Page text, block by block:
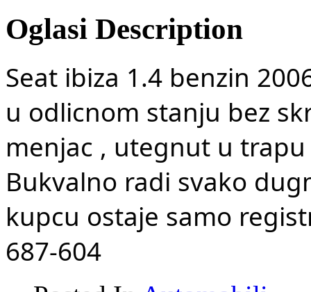
Oglasi Description
Seat ibiza 1.4 benzin
u odlicnom stanju bez
menjac , utegnut u
Bukvalno radi svako
kupcu ostaje samo
687-604